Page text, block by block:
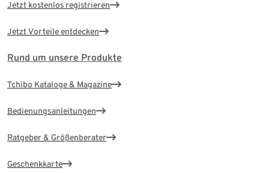
Jetzt kostenlos registrieren
Jetzt Vorteile entdecken
Rund um unsere Produkte
Tchibo Kataloge & Magazine
Bedienungsanleitungen
Ratgeber & Größenberater
Geschenkkarte